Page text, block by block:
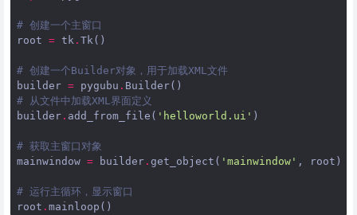
# 创建一个主窗口
root = tk . Tk()
# 创建一个Builder对象，用于加载XML文件
builder = pygubu . Builder()
# 从文件中加载XML界面定义
builder . add_from_file ( 'helloworld.ui' )
# 获取主窗口对象
mainwindow = builder . get_object ( 'mainwindow' , root )
# 运行主循环，显示窗口
root . mainloop ()